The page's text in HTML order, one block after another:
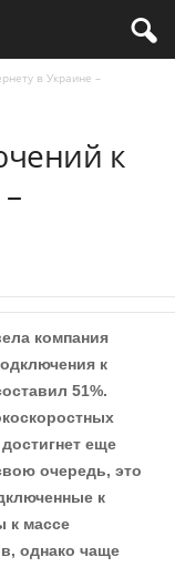
в Украине –
к
компания
к
51%.
еще
очередь, это
к
к массе
однако чаще